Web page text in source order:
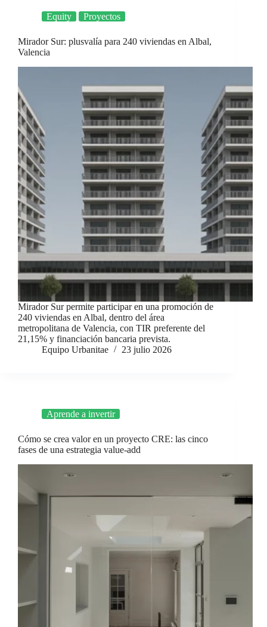
Equity Proyectos
Mirador Sur: plusvalía para 240 viviendas en Albal,
Valencia
Mirador Sur permite participar en una promoción de
240 viviendas en Albal, dentro del área
metropolitana de Valencia, con TIR preferente del
21,15% y financiación bancaria prevista.
Equipo Urbanitae
23 julio 2026
Aprende a invertir
Cómo se crea valor en un proyecto CRE: las cinco
fases de una estrategia value-add